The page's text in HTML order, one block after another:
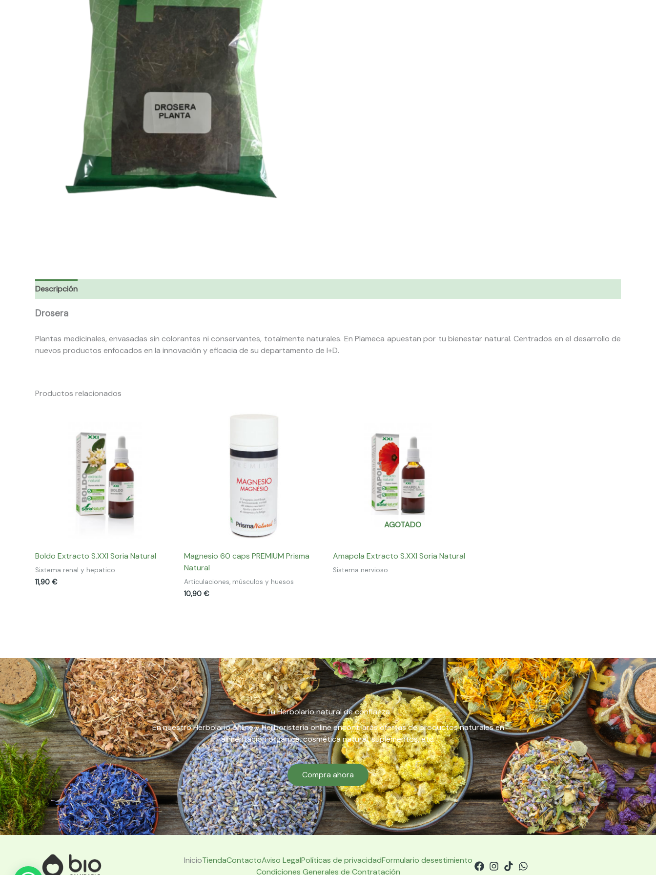
Descripción
Drosera
Plantas medicinales, envasadas sin colorantes ni conservantes, totalmente naturales. En Plameca apuestan por tu bienestar natural. Centrados en el desarrollo de
nuevos productos enfocados en la innovación y eficacia de su departamento de I+D.
Productos relacionados
Boldo Extracto S.XXI Soria Natural
Sistema renal y hepatico
11,90 €
Magnesio 60 caps PREMIUM Prisma
Natural
Articulaciones, músculos y huesos
10,90 €
AGOTADO
Amapola Extracto S.XXI Soria Natural
Sistema nervioso
Tu Herbolario natural de confianza
En nuestro Herbolario online y Herboristería online encontrarás ofertas de productos naturales en
alimentación orgánica, cosmética natural, suplementos, etc.
Compra ahora
InicioTiendaContactoAviso LegalPolíticas de privacidadFormulario desestimiento
Condiciones Generales de Contratación